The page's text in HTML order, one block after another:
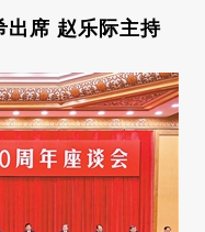
出席 赵乐际主持